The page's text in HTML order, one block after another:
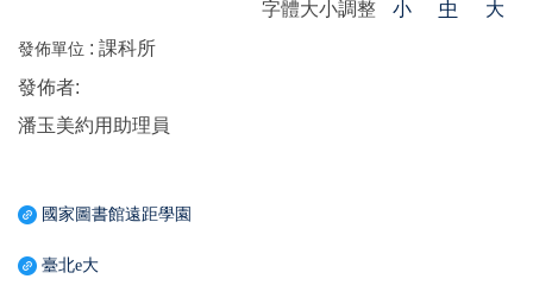
字體大小調整 小 中 大
發佈單位 : 課科所
發佈者:
潘玉美約用助理員
國家圖書館遠距學園
臺北e大